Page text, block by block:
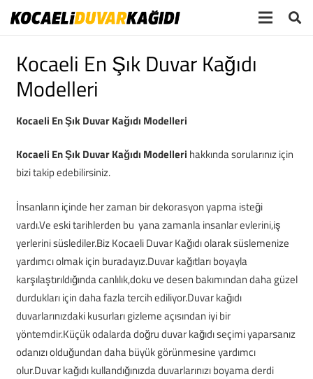
Kocaeli En Şık Duvar Kağıdı
Modelleri
Kocaeli En Şık Duvar Kağıdı Modelleri
Kocaeli En Şık Duvar Kağıdı Modelleri hakkında sorularınız için
bizi takip edebilirsiniz.
İnsanların içinde her zaman bir dekorasyon yapma isteği
vardı.Ve eski tarihlerden bu yana zamanla insanlar evlerini,iş
yerlerini süslediler.Biz Kocaeli Duvar Kağıdı olarak süslemenize
yardımcı olmak için buradayız.Duvar kağıtları boyayla
karşılaştırıldığında canlılık,doku ve desen bakımından daha güzel
durdukları için daha fazla tercih ediliyor.Duvar kağıdı
duvarlarınızdaki kusurları gizleme açısından iyi bir
yöntemdir.Küçük odalarda doğru duvar kağıdı seçimi yaparsanız
odanızı olduğundan daha büyük görünmesine yardımcı
olur.Duvar kağıdı kullandığınızda duvarlarınızı boyama derdi